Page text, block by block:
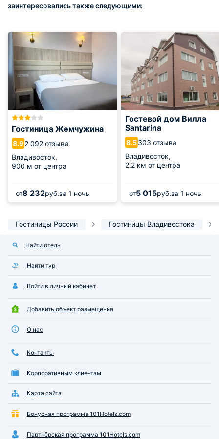
заинтересовались также следующими:
Гостиница Жемчужина
8.92 092 отзыва
Владивосток,
900 м от центра
от8 232руб.за 1 ночь
Гостевой дом Вилла
Santarina
8.5303 отзыва
Владивосток,
2.2 км от центра
от5 015руб.за 1 ночь
Гостиницы России Гостиницы Владивостока
Найти отель
Найти тур
Войти в личный кабинет
Добавить объект размещения
О нас
Контакты
Корпоративным клиентам
Карта сайта
Бонусная программа 101Hotels.com
Партнёрская программа 101Hotels.com